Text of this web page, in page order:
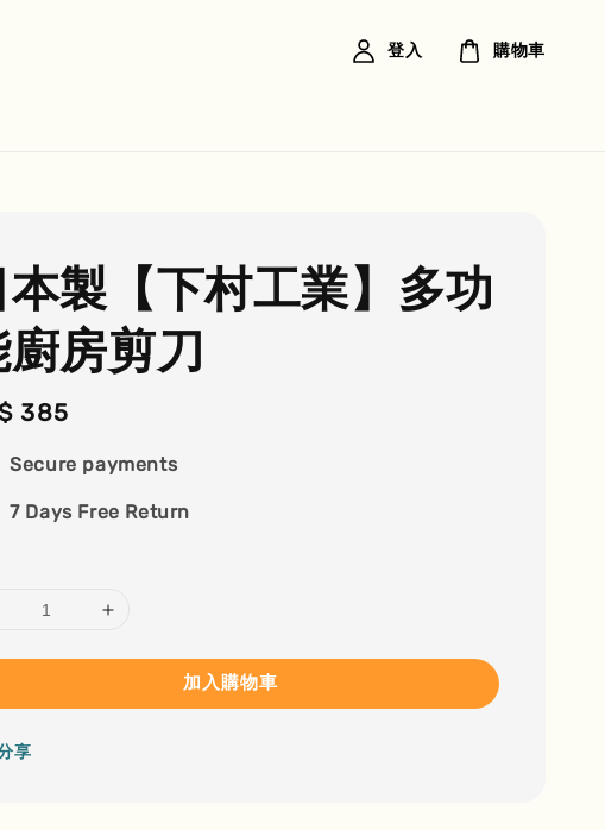
登入 購物車
本製【下村工業】多功
廚房剪刀
385
Secure payments
7 Days Free Return
加入購物車
享